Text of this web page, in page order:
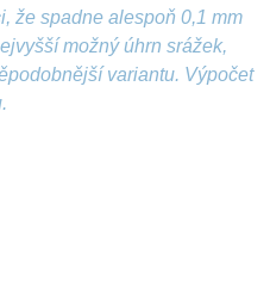
že spadne alespoň 0,1 mm
možný úhrn srážek,
variantu. Výpočet